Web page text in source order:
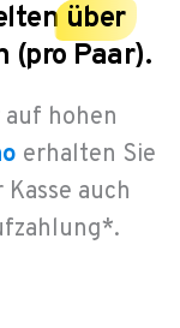
über
(pro Paar).
hohen
erhalten Sie
auch